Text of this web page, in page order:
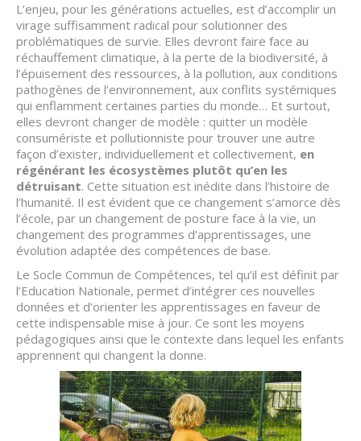
L’enjeu, pour les générations actuelles, est d’accomplir un
virage suffisamment radical pour solutionner des
problématiques de survie. Elles devront faire face au
réchauffement climatique, à la perte de la biodiversité, à
l’épuisement des ressources, à la pollution, aux conditions
pathogènes de l’environnement, aux conflits systémiques
qui enflamment certaines parties du monde… Et surtout,
elles devront changer de modèle : quitter un modèle
consumériste et pollutionniste pour trouver une autre
façon d’exister, individuellement et collectivement, en
régénérant les écosystèmes plutôt qu’en les
détruisant. Cette situation est inédite dans l’histoire de
l’humanité. Il est évident que ce changement s’amorce dès
l’école, par un changement de posture face à la vie, un
changement des programmes d’apprentissages, une
évolution adaptée des compétences de base.
Le Socle Commun de Compétences, tel qu’il est définit par
l’Education Nationale, permet d’intégrer ces nouvelles
données et d’orienter les apprentissages en faveur de
cette indispensable mise à jour. Ce sont les moyens
pédagogiques ainsi que le contexte dans lequel les enfants
apprennent qui changent la donne.